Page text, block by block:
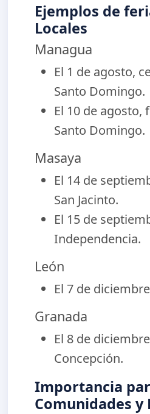
Ejemplos de
Locales
Managua
El 1 de agosto,
Santo Domingo.
El 10 de agosto,
Santo Domingo.
Masaya
El 14 de
San Jacinto.
El 15 de
Independencia.
León
El 7 de
Granada
El 8 de
Concepción.
Importancia
Comunidades y